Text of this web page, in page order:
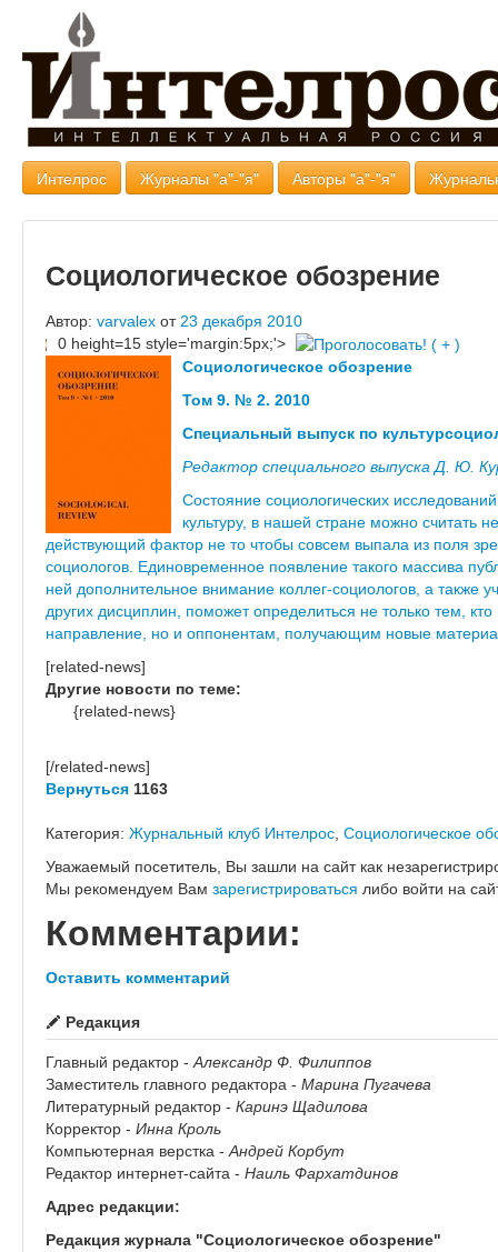
Интелрос Журналы "а"-"я" Авторы "а"-"я"
Социологическое обозрение
Автор: varvalex от 23 декабря 2010
0 height=15 style='margin:5px;'>
Социологическое обозрение
Том 9. № 2. 2010
Специальный выпуск по
Редактор специального выпуска Д. Ю.
Состояние социологических
культуру, в нашей стране можно считать
действующий фактор не то чтобы совсем выпала из поля
социологов. Единовременное появление такого массива
ней дополнительное внимание коллег-социологов, а также
других дисциплин, поможет определиться не только тем,
направление, но и оппонентам, получающим новые
[related-news]
Другие новости по теме:
{related-news}
[/related-news]
Вернуться 1163
Категория: Журнальный клуб Интелрос, Социологическое
Уважаемый посетитель, Вы зашли на сайт как
Мы рекомендуем Вам зарегистрироваться либо войти на
Комментарии:
Оставить комментарий
Редакция
Главный редактор -Александр Ф. Филиппов
Заместитель главного редактора - Марина Пугачева
Литературный редактор - Каринэ Щадилова
Корректор - Инна Кроль
Компьютерная верстка -Андрей Корбут
Редактор интернет-сайта - Наиль Фархатдинов
Адрес редакции:
Редакция журнала "Социологическое обозрение"